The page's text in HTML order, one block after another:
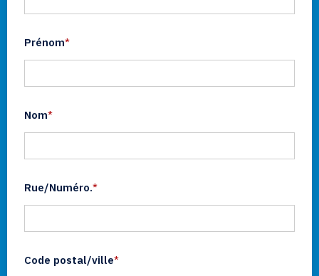
Prénom*
Nom*
Rue/Numéro.*
Code postal/ville*